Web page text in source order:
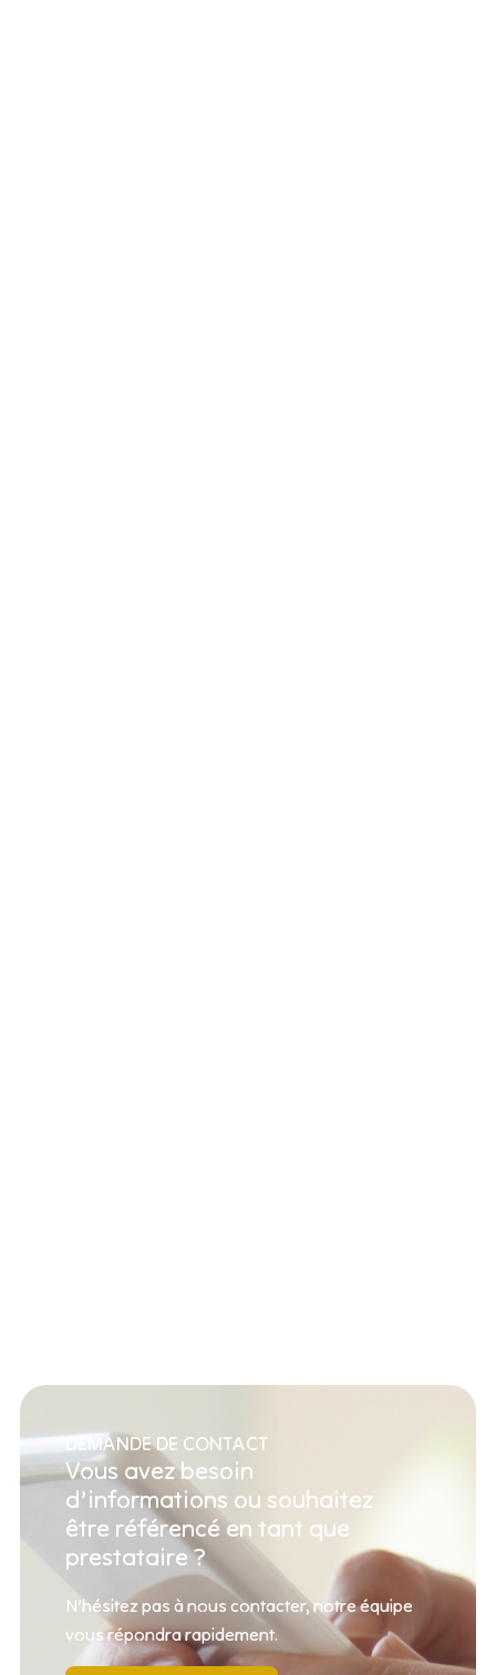
DEMANDE DE CONTACT
Vous avez besoin
d’informations ou souhaitez
être référencé en tant que
prestataire ?
N’hésitez pas à nous contacter, notre équipe
vous répondra rapidement.